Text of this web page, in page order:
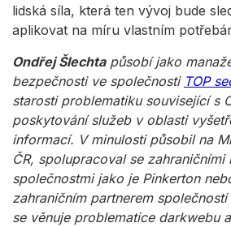
lidská síla, která ten vývoj bude
aplikovat na míru vlastním
Ondřej Šlechtapůsobí jako
bezpečnosti ve společnosti TOP
starosti problematiku související s
poskytování služeb v oblasti
informací. V minulosti působil na
ČR, spolupracoval se zahraničními
společnostmi jako je Pinkerton
zahraničním partnerem společnosti
se věnuje problematice darkwebu